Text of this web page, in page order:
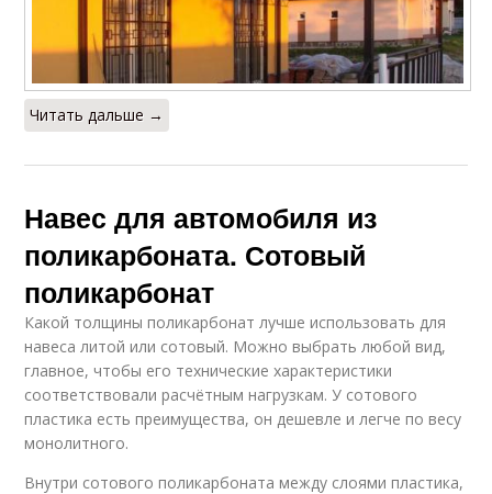
Читать дальше →
Навес для автомобиля из
поликарбоната. Сотовый
поликарбонат
Какой толщины поликарбонат лучше использовать для
навеса литой или сотовый. Можно выбрать любой вид,
главное, чтобы его технические характеристики
соответствовали расчётным нагрузкам. У сотового
пластика есть преимущества, он дешевле и легче по весу
монолитного.
Внутри сотового поликарбоната между слоями пластика,